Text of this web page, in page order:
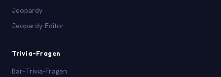
Jeopardy
Jeopardy-Editor
Trivia-Fragen
Bar-Trivia-Fragen